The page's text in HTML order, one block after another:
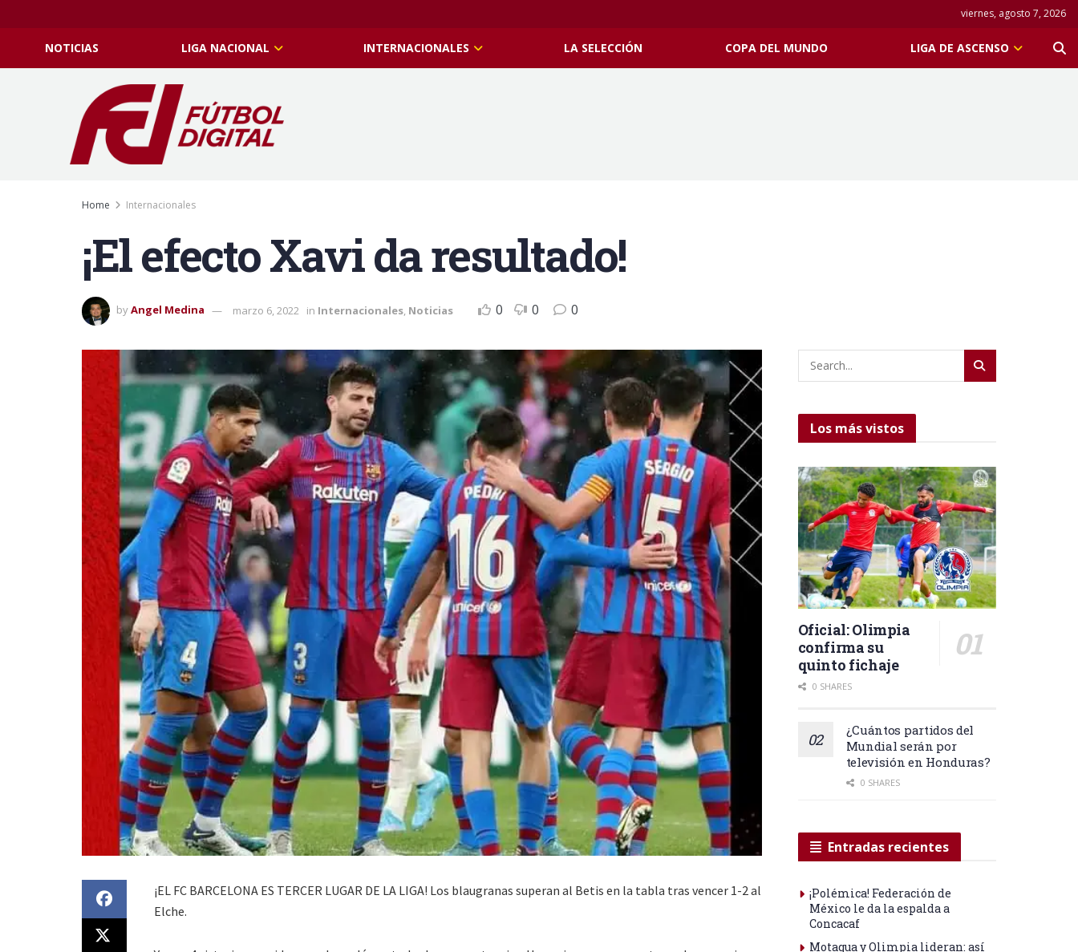
viernes, agosto 7, 2026
NOTICIAS LIGA NACIONAL INTERNACIONALES LA SELECCIÓN COPA DEL MUNDO LIGA DE ASCENSO
Home Internacionales
¡El efecto Xavi da resultado!
byAngel Medina marzo 6, 2022 in Internacionales Noticias 0 0 0
¡EL FC BARCELONA ES TERCER LUGAR DE LA LIGA! Los blaugranas superan al Betis en la tabla tras vencer 1-2 al
Elche.
Los más vistos
Oficial: Olimpia
confirma su
quinto fichaje
0 SHARES
¿Cuántos partidos del
Mundial serán por
televisión en Honduras?
0 SHARES
Entradas recientes
¡Polémica! Federación de
México le da la espalda a
Concacaf
Motagua y Olimpia lideran: así